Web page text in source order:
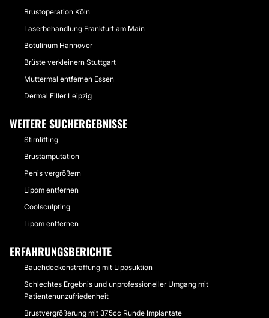
Brustoperation Köln
Laserbehandlung Frankfurt am Main
Botulinum Hannover
Brüste verkleinern Stuttgart
Muttermal entfernen Essen
Dermal Filler Leipzig
WEITERE SUCHERGEBNISSE
Stirnlifting
Brustamputation
Penis vergrößern
Lipom entfernen
Coolsculpting
Lipom entfernen
ERFAHRUNGSBERICHTE
Bauchdeckenstraffung mit Liposuktion
Schlechtes Ergebnis und unprofessioneller Umgang mit
Patientenunzufriedenheit
Brustvergrößerung mit 375cc Runde Implantate